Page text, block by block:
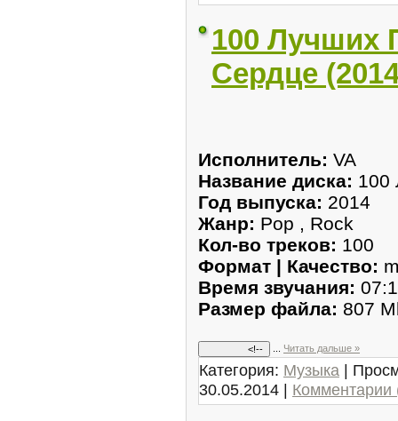
100 Лучших
Сердце
Исполнитель: VA
Название диска: 100
Год выпуска: 2014
Жанр: Pop , Rock
Кол-во треков: 100
Формат | Качество:
Время звучания:
Размер файла: 807
Читать дальше »
Категория: Музыка |
30.05.2014 | Комментарии